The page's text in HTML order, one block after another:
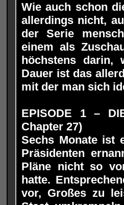
Wie auch schon
allerdings nicht,
der Serie
einem als
höchstens darin,
Dauer ist das
mit der man sich
EPISODE 1 –
Chapter 27)
Sechs Monate ist
Präsidenten
Pläne nicht so
hatte.
vor, Großes zu